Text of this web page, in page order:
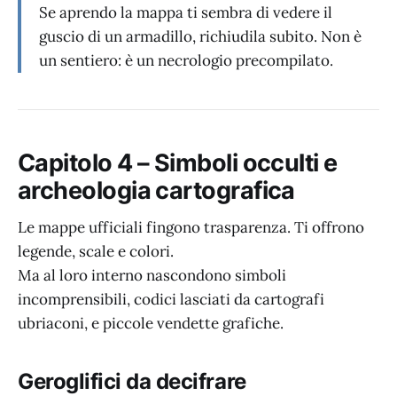
Se aprendo la mappa ti sembra di vedere il
guscio di un armadillo, richiudila subito. Non è
un sentiero: è un necrologio precompilato.
Capitolo 4 – Simboli occulti e
archeologia cartografica
Le mappe ufficiali fingono trasparenza. Ti offrono
legende, scale e colori.
Ma al loro interno nascondono simboli
incomprensibili, codici lasciati da cartografi
ubriaconi, e piccole vendette grafiche.
Geroglifici da decifrare